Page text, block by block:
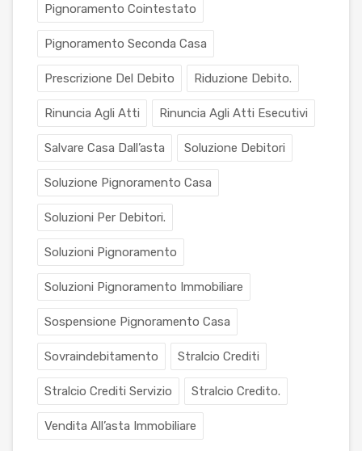
Pignoramento Cointestato
Pignoramento Seconda Casa
Prescrizione Del Debito Riduzione Debito.
Rinuncia Agli Atti Rinuncia Agli Atti Esecutivi
Salvare Casa Dall’asta Soluzione Debitori
Soluzione Pignoramento Casa
Soluzioni Per Debitori.
Soluzioni Pignoramento
Soluzioni Pignoramento Immobiliare
Sospensione Pignoramento Casa
Sovraindebitamento Stralcio Crediti
Stralcio Crediti Servizio Stralcio Credito.
Vendita All’asta Immobiliare